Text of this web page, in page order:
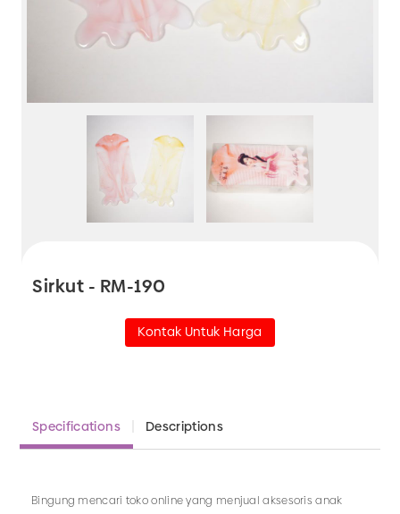
Sirkut - RM-190
Kontak Untuk Harga
Specifications Descriptions
Bingung mencari toko online yang menjual aksesoris anak